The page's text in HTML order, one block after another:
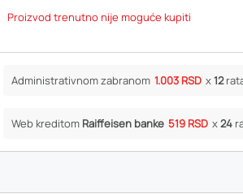
Proizvod trenutno nije moguće kupiti
Administrativnom zabranom 1.003 RSD x12
Web kreditom Raiffeisen banke 519 RSD x24